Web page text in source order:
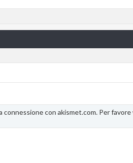
con akismet.com. Per favore